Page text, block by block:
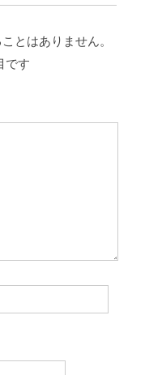
とはありません。
です